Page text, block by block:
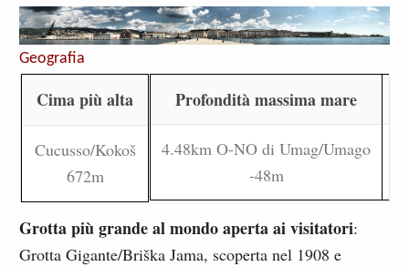
Geografia
Cima più alta
Cucusso/Kokoš
672m
Profondità massima mare
4.48km O-NO di Umag/Umago
-48m
Grotta più grande al mondo aperta ai visitatori:
Grotta Gigante/Briška Jama, scoperta nel 1908 e